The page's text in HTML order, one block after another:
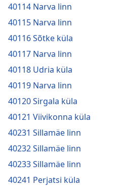
40114 Narva linn
40115 Narva linn
40116 Sõtke küla
40117 Narva linn
40118 Udria küla
40119 Narva linn
40120 Sirgala küla
40121 Viivikonna küla
40231 Sillamäe linn
40232 Sillamäe linn
40233 Sillamäe linn
40241 Perjatsi küla